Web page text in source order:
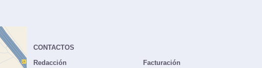
CONTACTOS
Redacción
Facturación